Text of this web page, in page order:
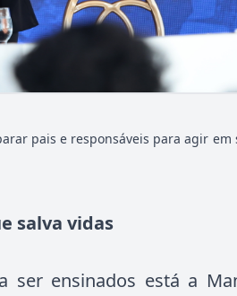
pais e responsáveis para agir em
salva vidas
ser ensinados está a